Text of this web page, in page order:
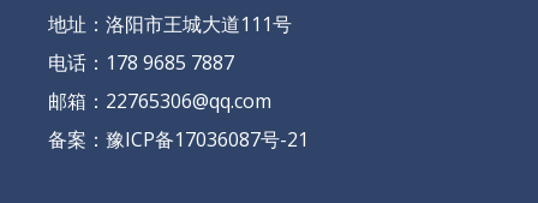
地址：洛阳市王城大道111号
电话：178 9685 7887
邮箱：22765306@qq.com
备案： 豫ICP备17036087号-21